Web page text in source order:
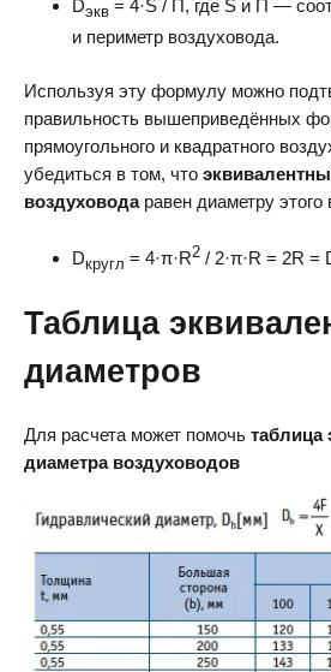
Dэкв = 4·S / П, где S и П —
и периметр воздуховода.
Используя эту формулу можно
правильность вышеприведённых
прямоугольного и квадратного
убедиться в том, что
воздуховодаравен диаметру этого
Dкругл = 4·π·R2 / 2·π·R = 2R =
Таблица
диаметров
Для расчета может помочь таблица
диаметра воздуховодов